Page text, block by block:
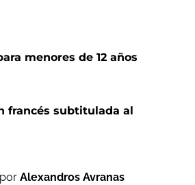
menores de 12 años
francés subtitulada al
Alexandros Avranas